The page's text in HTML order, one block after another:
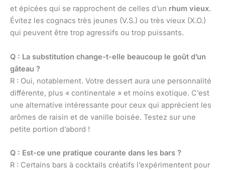
et épicées qui se rapprochent de celles d’un rhum vieux.
Évitez les cognacs très jeunes (V.S.) ou très vieux (X.O.)
qui peuvent être trop agressifs ou trop puissants.
Q : La substitution change-t-elle beaucoup le goût d’un
gâteau ?
R : Oui, notablement. Votre dessert aura une personnalité
différente, plus « continentale » et moins exotique. C’est
une alternative intéressante pour ceux qui apprécient les
arômes de raisin et de vanille boisée. Testez sur une
petite portion d’abord !
Q : Est-ce une pratique courante dans les bars ?
R : Certains bars à cocktails créatifs l’expérimentent pour